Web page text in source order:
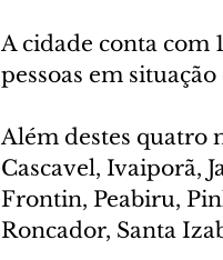
A cidade conta com
pessoas em
Além destes quatro
Cascavel, Ivaiporã,
Frontin, Peabiru,
Roncador, Santa